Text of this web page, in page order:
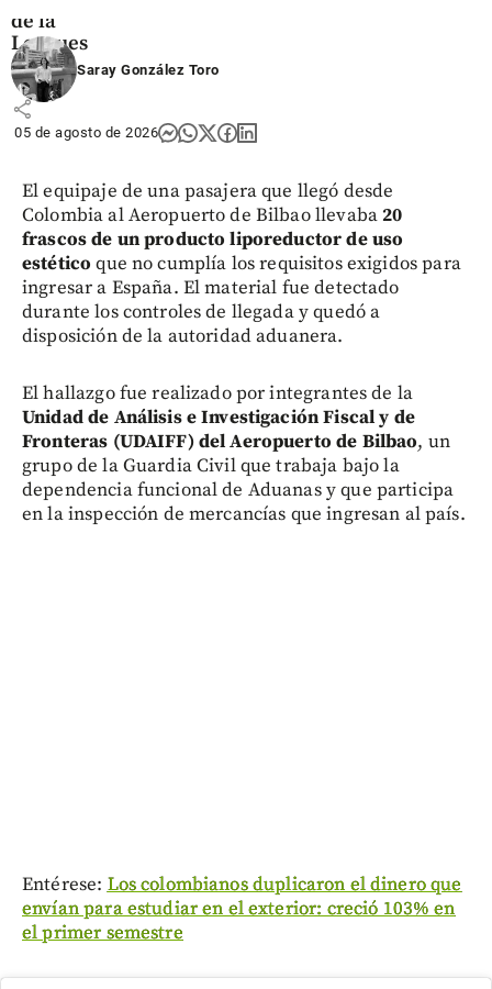
de la
Leagues
Cup
share
Saray González Toro
05 de agosto de 2026
El equipaje de una pasajera que llegó desde
Colombia al Aeropuerto de Bilbao llevaba20
frascos de un producto liporeductor de uso
estético que no cumplía los requisitos exigidos para
ingresar a España. El material fue detectado
durante los controles de llegada y quedó a
disposición de la autoridad aduanera.
El hallazgo fue realizado por integrantes de la
Unidad de Análisis e Investigación Fiscal y de
Fronteras (UDAIFF) del Aeropuerto de Bilbao, un
grupo de la Guardia Civil que trabaja bajo la
dependencia funcional de Aduanas y que participa
en la inspección de mercancías que ingresan al país.
Entérese: Los colombianos duplicaron el dinero que
envían para estudiar en el exterior: creció 103% en
el primer semestre